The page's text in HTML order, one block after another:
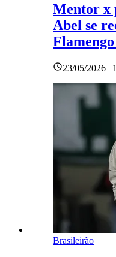
Mentor x
Abel se
23/05/2026 |
Brasileirão